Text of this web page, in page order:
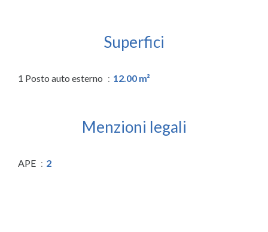
Superfici
1 Posto auto esterno 12.00 m²
Menzioni legali
APE 2